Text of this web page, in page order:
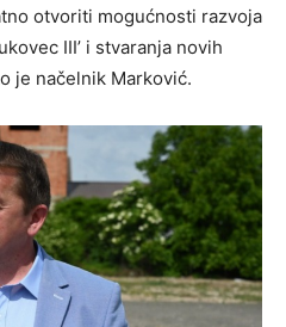
otvoriti mogućnosti razvoja
III’ i stvaranja novih
je načelnik Marković.